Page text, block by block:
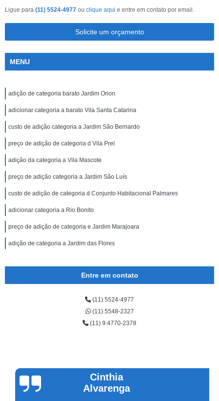
Ligue para (11) 5524-4977 ou clique aqui e entre em contato por email.
Solicite um orçamento
MENU
adição de categoria barato Jardim Orion
adicionar categoria a barato Vila Santa Catarina
custo de adição categoria a Jardim São Bernardo
preço de adição de categoria d Vila Prel
adição da categoria a Vila Mascote
preço de adição categoria a Jardim São Luís
custo de adição de categoria d Conjunto Habitacional Palmares
adicionar categoria a Rio Bonito
preço de adição de categoria e Jardim Marajoara
adição de categoria a Jardim das Flores
Entre em contato
(11) 5524-4977
(11) 5548-2327
(11) 9.4770-2378
Cinthia
Alvarenga